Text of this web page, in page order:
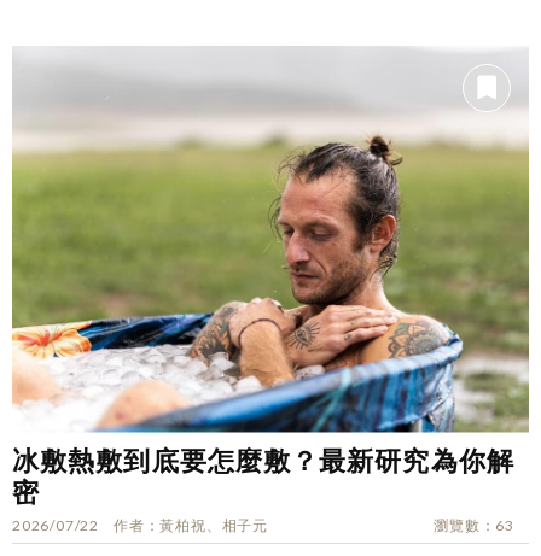
冰敷熱敷到底要怎麼敷？最新研究為你解
密
2026/07/22 作者 黃柏祝、相子元 瀏覽數 63